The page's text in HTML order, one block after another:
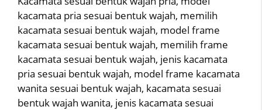
kacamata pria sesuai bentuk wajah, memilih
kacamata sesuai bentuk wajah, model frame
kacamata sesuai bentuk wajah, memilih frame
kacamata sesuai bentuk wajah, jenis kacamata
pria sesuai bentuk wajah, model frame kacamata
wanita sesuai bentuk wajah, kacamata sesuai
bentuk wajah wanita, jenis kacamata sesuai